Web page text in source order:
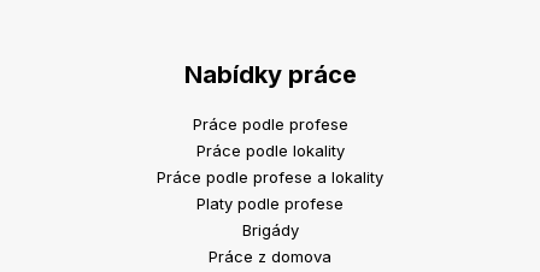
Nabídky práce
Práce podle profese
Práce podle lokality
Práce podle profese a lokality
Platy podle profese
Brigády
Práce z domova